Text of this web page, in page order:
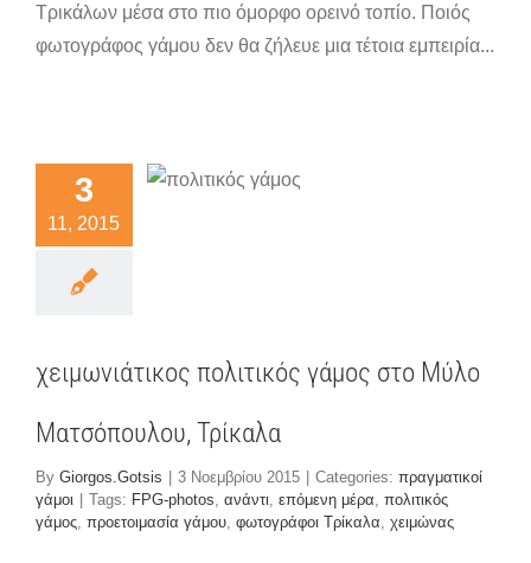
Τρικάλων μέσα στο πιο όμορφο ορεινό τοπίο. Ποιός
φωτογράφος γάμου δεν θα ζήλευε μια τέτοια εμπειρία...
3
11, 2015
στο
χειμωνιάτικος πολιτικός γάμος στο Μύλο
Ματσόπουλου, Τρίκαλα
By Giorgos.Gotsis 3 Νοεμβρίου 2015 Categories: πραγματικοί
γάμοι
Tags: FPG-photos ανάντι επόμενη μέρα πολιτικός
γάμος, προετοιμασία γάμου, φωτογράφοι Τρίκαλα χειμώνας